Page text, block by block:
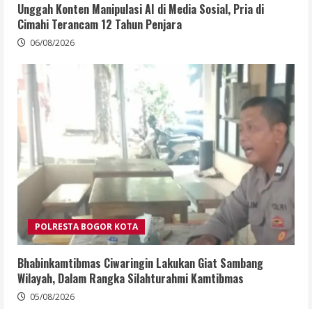
Unggah Konten Manipulasi AI di Media Sosial, Pria di
Cimahi Terancam 12 Tahun Penjara
06/08/2026
POLRESTA BOGOR KOTA
Bhabinkamtibmas Ciwaringin Lakukan Giat Sambang
Wilayah, Dalam Rangka Silahturahmi Kamtibmas
05/08/2026